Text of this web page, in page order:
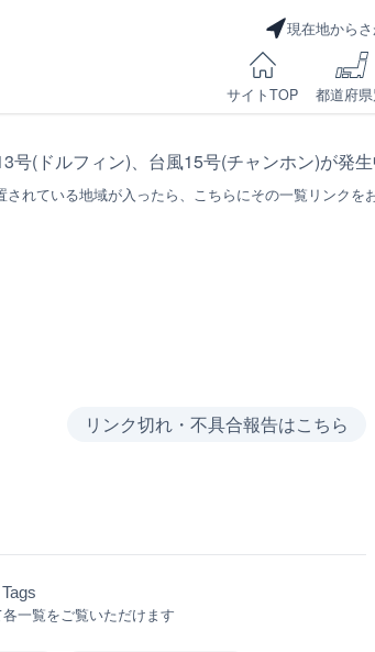
現在地から
サイトTOP 都道府
号(ドルフィン)、台風15号(チャンホン)が発生
れている地域が入ったら、こちらにその一覧リンクを
リンク切れ・不具合報告はこちら
一覧をご覧いただけます